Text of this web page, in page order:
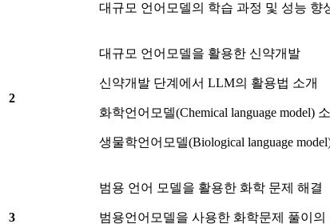
대규모 언어모델의 학습 과정 및 성능 향
2
대규모 언어모델을 활용한 신약개발
신약개발 단계에서 LLM의 활용법 소개
화학언어모델(Chemical language model)
생물학언어모델(Biological language
3
범용 언어 모델을 활용한 화학 문제 해결
범용언어모델을 사용한 화학문제 풀이의